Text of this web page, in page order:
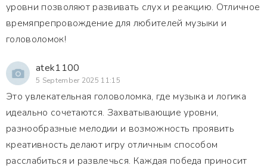
уровни позволяют развивать слух и реакцию. Отличное
времяпрепровождение для любителей музыки и
головоломок!
atek1100
5 September 2025 11:15
Это увлекательная головоломка, где музыка и логика
идеально сочетаются. Захватывающие уровни,
разнообразные мелодии и возможность проявить
креативность делают игру отличным способом
расслабиться и развлечься. Каждая победа приносит